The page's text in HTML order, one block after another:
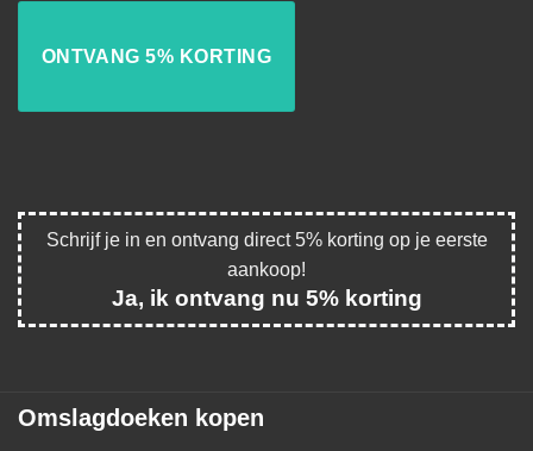
Schrijf je in en ontvang direct 5% korting op je eerste
aankoop!
Ja, ik ontvang nu 5% korting
Omslagdoeken kopen